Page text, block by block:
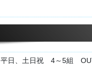
平日、土日祝 4～5組